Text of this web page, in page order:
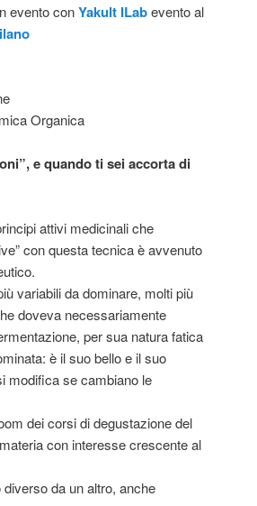
evento conYakult ILabevento al
Organica
e quando ti sei accorta di
attivi medicinali che
con questa tecnica è avvenuto
variabili da dominare, molti più
doveva necessariamente
per sua natura fatica
è il suo bello e il suo
modifica se cambiano le
dei corsi di degustazione del
con interesse crescente al
da un altro, anche